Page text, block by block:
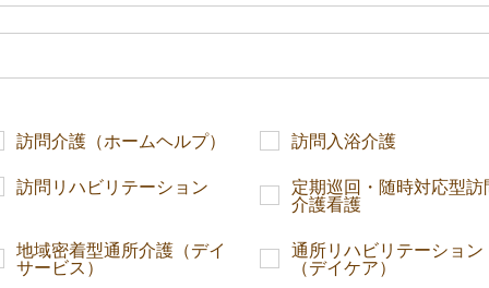
訪問介護（ホームヘルプ） 訪問入浴介護
訪問リハビリテーション
定期巡回・随時対応型訪
介護看護
地域密着型通所介護（デイ
サービス）
通所リハビリテーション
（デイケア）